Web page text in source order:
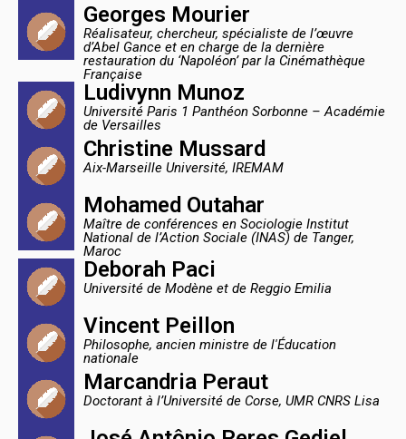
Georges Mourier
Réalisateur, chercheur, spécialiste de l’œuvre
d’Abel Gance et en charge de la dernière
restauration du ‘Napoléon’ par la Cinémathèque
Française
Ludivynn Munoz
Université Paris 1 Panthéon Sorbonne – Académie
de Versailles
Christine Mussard
Aix-Marseille Université, IREMAM
Mohamed Outahar
Maître de conférences en Sociologie Institut
National de l’Action Sociale (INAS) de Tanger,
Maroc
Deborah Paci
Université de Modène et de Reggio Emilia
Vincent Peillon
Philosophe, ancien ministre de l'Éducation
nationale
Marcandria Peraut
Doctorant à l’Université de Corse, UMR CNRS Lisa